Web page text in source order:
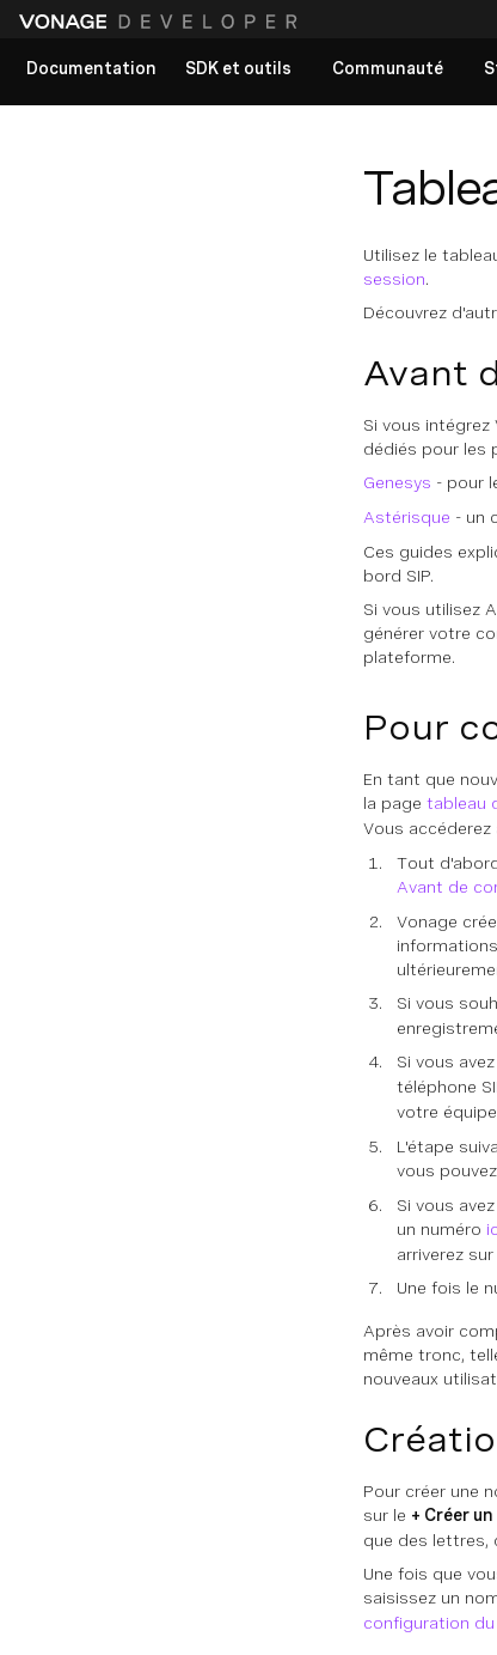
Documentation
SDK et outils Communauté
Utilisez le
session.
Découvrez
Avant
Si vous
dédiés pour les
Genesys - pour
Astérisque - un
Ces guides
bord SIP.
Si vous utilisez
générer votre
plateforme.
Pour
En tant que
la page tableau
Vous
Tout
Avant de
Vonage
Si vous
Si vous
téléphone
votre
L'étape
vous
Si vous
un numéro
arriverez
Une fois le
Après avoir
même tronc,
nouveaux
Pour créer une
sur le + Créer
que des lettres,
Une fois que
saisissez un
configuration